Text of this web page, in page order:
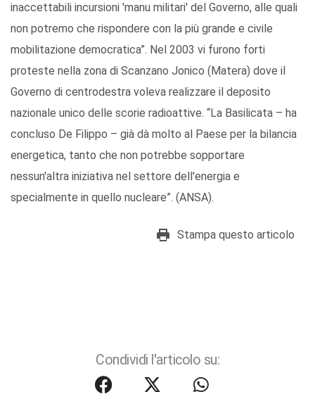
inaccettabili incursioni 'manu militari' del Governo, alle quali
non potremo che rispondere con la più grande e civile
mobilitazione democratica”. Nel 2003 vi furono forti
proteste nella zona di Scanzano Jonico (Matera) dove il
Governo di centrodestra voleva realizzare il deposito
nazionale unico delle scorie radioattive. “La Basilicata – ha
concluso De Filippo – già dà molto al Paese per la bilancia
energetica, tanto che non potrebbe sopportare
nessun'altra iniziativa nel settore dell'energia e
specialmente in quello nucleare”. (ANSA).
Stampa questo articolo
Condividi l'articolo su: